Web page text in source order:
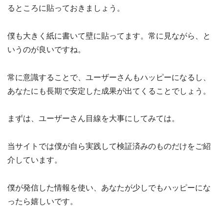
るところに貼っておきましょう。
僕も大きく紙に書いて壁に貼ってます。常に見ながら、と
いうのが良いですね。
常に意識することで、ユーザーさんもハッピーになるし、
あなたにも長期で安定した成果が出てくることでしょう。
まずは、ユーザーさん目線を大事にしてみては。
当サイトでは僕が自ら実践して検証済みのものだけをご紹
介しています。
僕が発信した情報を使い、あなたが少しでもハッピーにな
ったら嬉しいです。